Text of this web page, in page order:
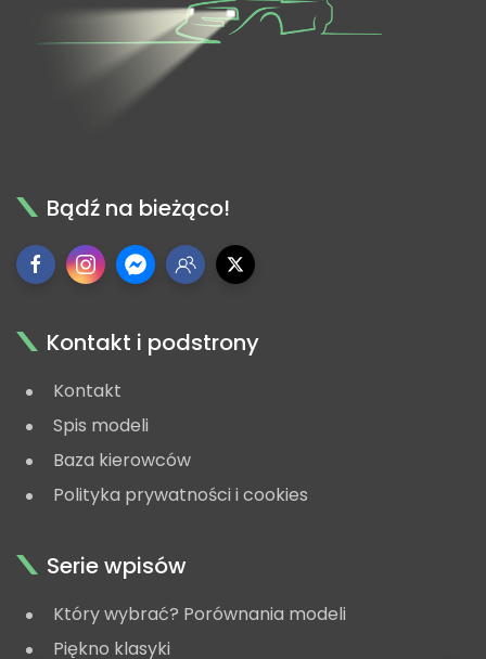
Bądź na bieżąco!
Kontakt i podstrony
Kontakt
Spis modeli
Baza kierowców
Polityka prywatności i cookies
Serie wpisów
Który wybrać? Porównania modeli
Piękno klasyki